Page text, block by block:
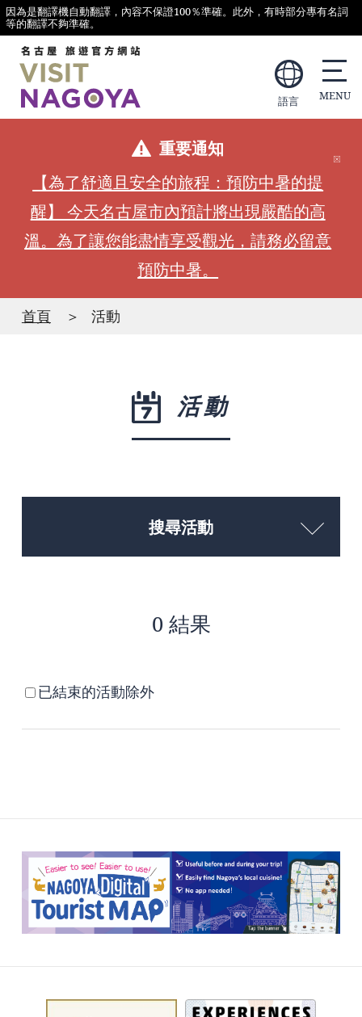
因為是翻譯機自動翻譯，內容不保證100％準確。此外，有時部分專有名詞
等的翻譯不夠準確。
語言
重要通知
【為了舒適且安全的旅程：預防中暑的提
醒】 今天名古屋市內預計將出現嚴酷的高
溫。為了讓您能盡情享受觀光，請務必留意
預防中暑。
首頁 活動
活動
搜尋活動
0 結果
已結束的活動除外